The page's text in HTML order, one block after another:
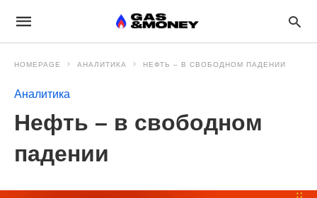
HOMEPAGE АНАЛИТИКА НЕФТЬ – В СВОБОДНОМ ПАДЕНИИ
Аналитика
Нефть – в свободном
падении